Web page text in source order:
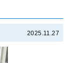
2025.11.27